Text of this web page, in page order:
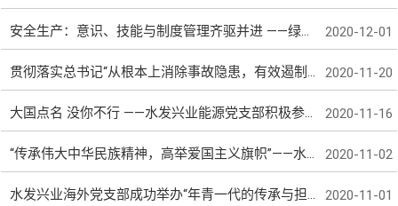
安全生产：意识、技能与制度管理齐驱并进 ——绿建公司2020年下半年安全生产综合性培训 2020-12-01
贯彻落实总书记“从根本上消除事故隐患，有效遏制重特大事故发生”的重要指示精神 ——绿建党支部开展参观“红色项目部”党日活动 2020-11-20
大国点名 没你不行 ——水发兴业能源党支部积极参与第七次全国人口普查工作 2020-11-16
“传承伟大中华民族精神，高举爱国主义旗帜”——水发兴业能源党委开展主题党日活动 2020-11-02
水发兴业海外党支部成功举办“年青一代的传承与担当” 主题英文演讲比赛 2020-11-01